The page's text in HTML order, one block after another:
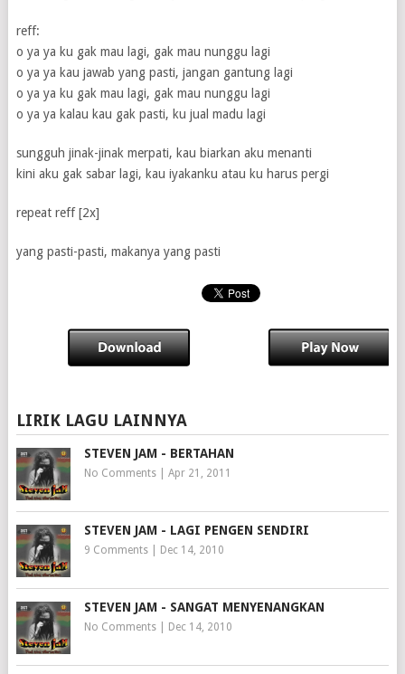
reff:
o ya ya ku gak mau lagi, gak mau nunggu lagi
o ya ya kau jawab yang pasti, jangan gantung lagi
o ya ya ku gak mau lagi, gak mau nunggu lagi
o ya ya kalau kau gak pasti, ku jual madu lagi
sungguh jinak-jinak merpati, kau biarkan aku menanti
kini aku gak sabar lagi, kau iyakanku atau ku harus pergi
repeat reff [2x]
yang pasti-pasti, makanya yang pasti
LIRIK LAGU LAINNYA
STEVEN JAM - BERTAHAN
No Comments| Apr 21, 2011
STEVEN JAM - LAGI PENGEN SENDIRI
9 Comments| Dec 14, 2010
STEVEN JAM - SANGAT MENYENANGKAN
No Comments| Dec 14, 2010